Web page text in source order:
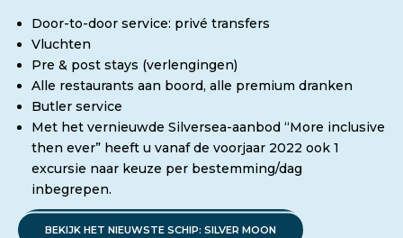
Door-to-door service: privé transfers
Vluchten
Pre & post stays (verlengingen)
Alle restaurants aan boord, alle premium dranken
Butler service
Met het vernieuwde Silversea-aanbod “More inclusive
then ever” heeft u vanaf de voorjaar 2022 ook 1
excursie naar keuze per bestemming/dag
inbegrepen.
BEKIJK HET NIEUWSTE SCHIP: SILVER MOON